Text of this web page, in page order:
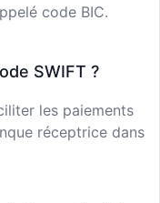
code BIC.
SWIFT ?
les paiements
réceptrice dans